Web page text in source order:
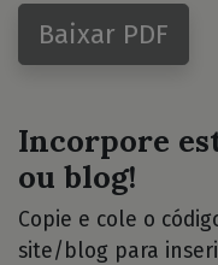
Baixar PDF
Incorpore
ou blog!
Copie e cole o
site/blog para